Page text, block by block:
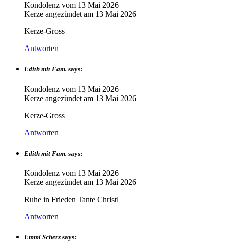
Kondolenz vom 13 Mai 2026
Kerze angezündet am 13 Mai 2026
Kerze-Gross
Antworten
Edith mit Fam. says:
Kondolenz vom 13 Mai 2026
Kerze angezündet am 13 Mai 2026
Kerze-Gross
Antworten
Edith mit Fam. says:
Kondolenz vom 13 Mai 2026
Kerze angezündet am 13 Mai 2026
Ruhe in Frieden Tante Christl
Antworten
Emmi Scherz says: